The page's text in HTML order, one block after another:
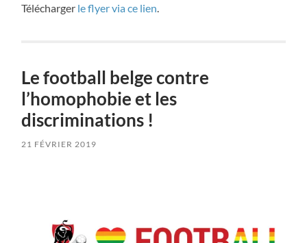
Télécharger le flyer via ce lien
Le football belge contre
l’homophobie et les
discriminations !
21 FÉVRIER 2019